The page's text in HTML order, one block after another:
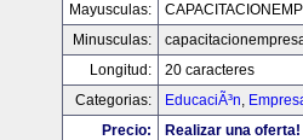
Mayusculas:
Minusculas:
Longitud:
20 caracteres
Categorias:
EducaciÃ³n,
Precio:
Realizar una oferta!